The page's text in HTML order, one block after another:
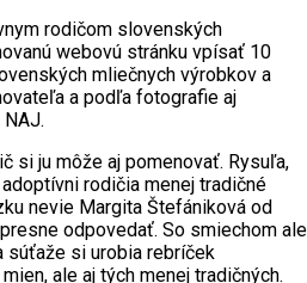
rodičom slovenských
webovú stránku vpísať 10
mliečnych výrobkov a
a podľa fotografie aj
si ju môže aj pomenovať. Rysuľa,
rodičia menej tradičné
nevie Margita Štefániková od
odpovedať. So smiechom ale
súťaže si urobia rebríček
ale aj tých menej tradičných.